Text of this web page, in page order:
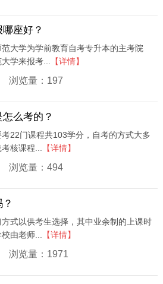
座好？
大学为学前教育自考专升本的主考院
学来报考...
【详情】
浏览量：197
么考的？
22门课程共103学分，自考的方式大多
核课程...
【详情】
浏览量：494
式以供考生选择，其中业余制的上课时
由老师...
【详情】
浏览量：1971